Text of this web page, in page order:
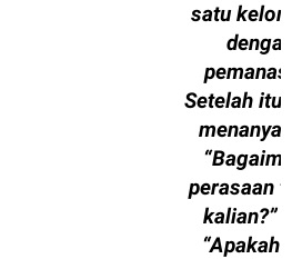
satu
dengan
Setelah itu,
perasaan
kalian?”
“Apakah